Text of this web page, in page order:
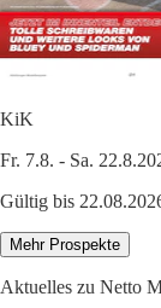
KiK
Fr. 7.8. - Sa.
Gültig bis
Mehr Prospekte
Aktuelles zu Netto